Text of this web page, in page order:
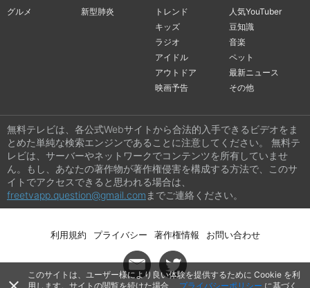
グルメ 新型肺炎 トレンド
人気YouTuber
キッズ
豆知識
ラジオ
音楽
アイドル
ペット
アウトドア
最新ニュース
映画予告
その他
無料テレビは、各公式Webサイトから合法的入手できるビデオをま
とめた単純な検索エンジンであることに注意してください。 無料テ
レビは、サーバーやネットワークでコンテンツを所有していませ
ん。もし、あなたの著作物が著作権侵害を構成する方法で、このサ
イトでアクセスできると思われる場合は、
freetvapp.question@gmail.com までご連絡ください。
利用規約 プライバシー 著作権情報 お問い合わせ
このサイトは、ユーザー様により良い体験を提供するために Cookie を利
用します。サイトの閲覧を続けた場合、
プライバシーポリシー に基づく